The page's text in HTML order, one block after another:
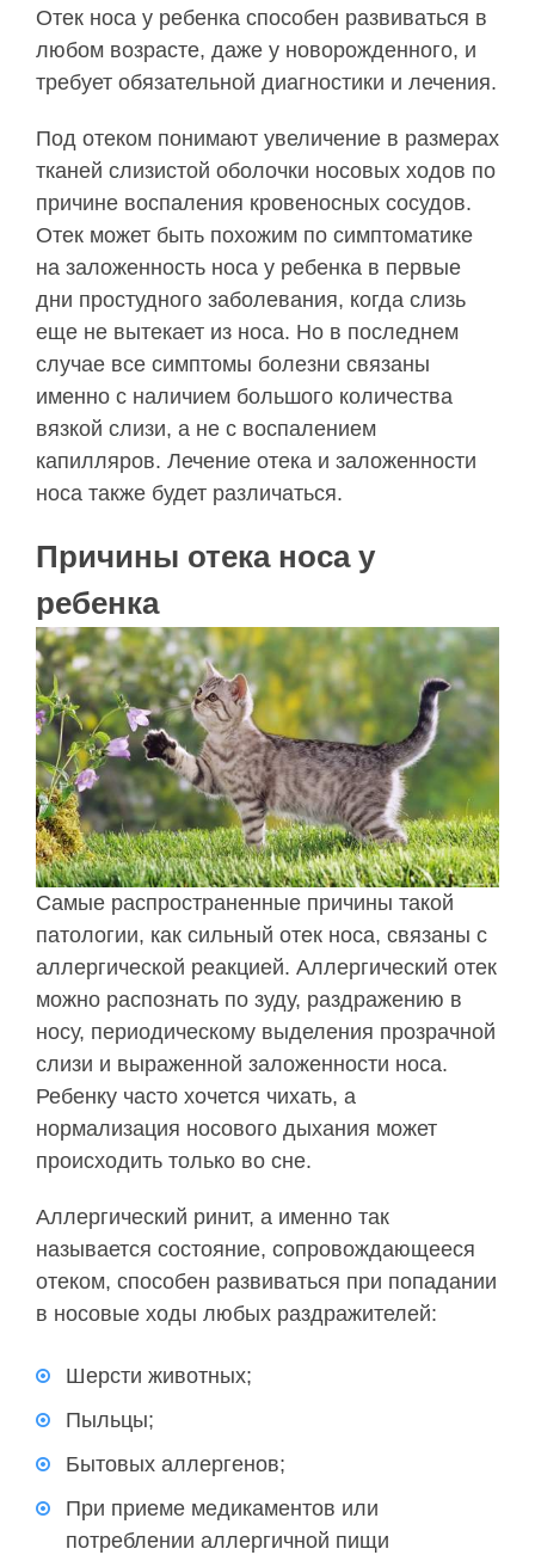
Отек носа у ребенка способен развиваться в
любом возрасте, даже у новорожденного, и
требует обязательной диагностики и лечения.
Под отеком понимают увеличение в размерах
тканей слизистой оболочки носовых ходов по
причине воспаления кровеносных сосудов.
Отек может быть похожим по симптоматике
на заложенность носа у ребенка в первые
дни простудного заболевания, когда слизь
еще не вытекает из носа. Но в последнем
случае все симптомы болезни связаны
именно с наличием большого количества
вязкой слизи, а не с воспалением
капилляров. Лечение отека и заложенности
носа также будет различаться.
Причины отека носа у
ребенка
Самые распространенные причины такой
патологии, как сильный отек носа, связаны с
аллергической реакцией. Аллергический отек
можно распознать по зуду, раздражению в
носу, периодическому выделения прозрачной
слизи и выраженной заложенности носа.
Ребенку часто хочется чихать, а
нормализация носового дыхания может
происходить только во сне.
Аллергический ринит, а именно так
называется состояние, сопровождающееся
отеком, способен развиваться при попадании
в носовые ходы любых раздражителей:
Шерсти животных;
Пыльцы;
Бытовых аллергенов;
При приеме медикаментов или
потреблении аллергичной пищи